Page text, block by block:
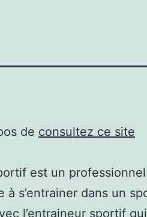
de consultez ce site
est un
à s’entrainer dans un
l’entraineur sportif